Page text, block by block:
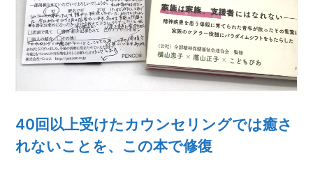
40回以上受けたカウンセリングでは癒さ
れないことを、この本で修復